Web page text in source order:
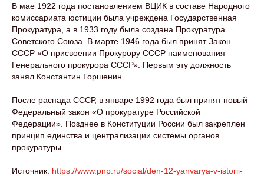
В мае 1922 года постановлением ВЦИК в составе Народного
комиссариата юстиции была учреждена Государственная
Прокуратура, а в 1933 году была создана Прокуратура
Советского Союза. В марте 1946 года был принят Закон
СССР «О присвоении Прокурору СССР наименования
Генерального прокурора СССР». Первым эту должность
занял Константин Горшенин.
После распада СССР, в январе 1992 года был принят новый
Федеральный закон «О прокуратуре Российской
Федерации». Позднее в Конституции России был закреплен
принцип единства и централизации системы органов
прокуратуры.
Источник: https://www.pnp.ru/social/den-12-yanvarya-v-istorii-